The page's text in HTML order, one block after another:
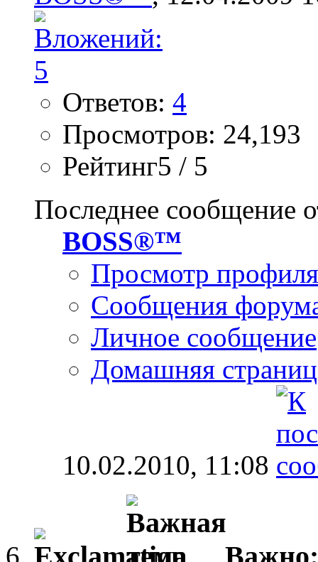
Ответов: 4
Просмотров: 24,193
Рейтинг5 / 5
Последнее сообщение
BOSS®™
Просмотр профиля
Сообщения
Личное сообщение
Домашняя
10.02.2010, 11:08